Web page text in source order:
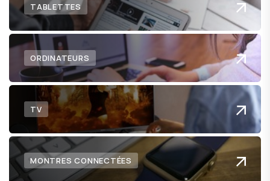
TABLETTES
ORDINATEURS
TV
MONTRES CONNECTÉES